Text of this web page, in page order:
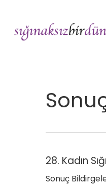
28. Kadın
Sonuç